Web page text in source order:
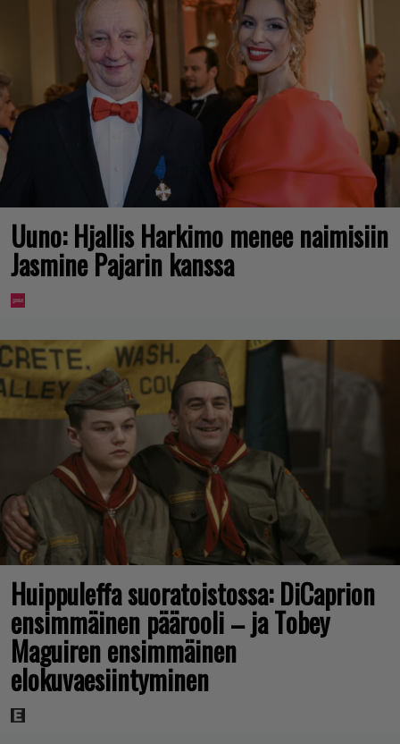
Uuno: Hjallis Harkimo menee naimisiin
Jasmine Pajarin kanssa
Huippuleffa suoratoistossa: DiCaprion
ensimmäinen päärooli – ja Tobey
Maguiren ensimmäinen
elokuvaesiintyminen